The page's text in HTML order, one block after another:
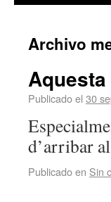
Archivo
Aquesta
Publicado el 30
d’arribar
Publicado en Sin